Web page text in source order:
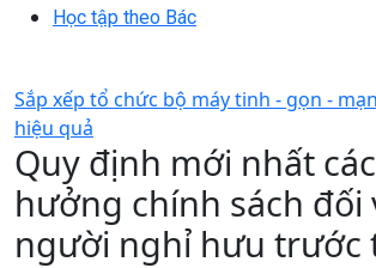
Học tập theo Bác
Sắp xếp tổ chức bộ máy tinh - gọn -
hiệu quả
Quy định mới nhất
hưởng chính sách đối
người nghỉ hưu trước